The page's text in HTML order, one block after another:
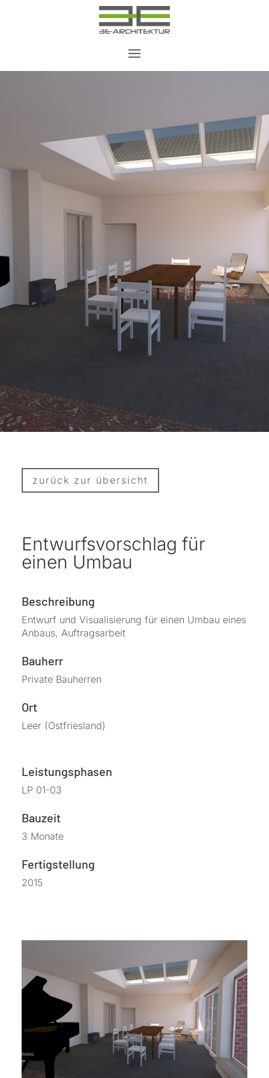
zurück zur übersicht
Entwurfsvorschlag für
einen Umbau
Beschreibung
Entwurf und Visualisierung für einen Umbau eines
Anbaus, Auftragsarbeit
Bauherr
Private Bauherren
Ort
Leer (Ostfriesland)
Leistungsphasen
LP 01-03
Bauzeit
3 Monate
Fertigstellung
2015